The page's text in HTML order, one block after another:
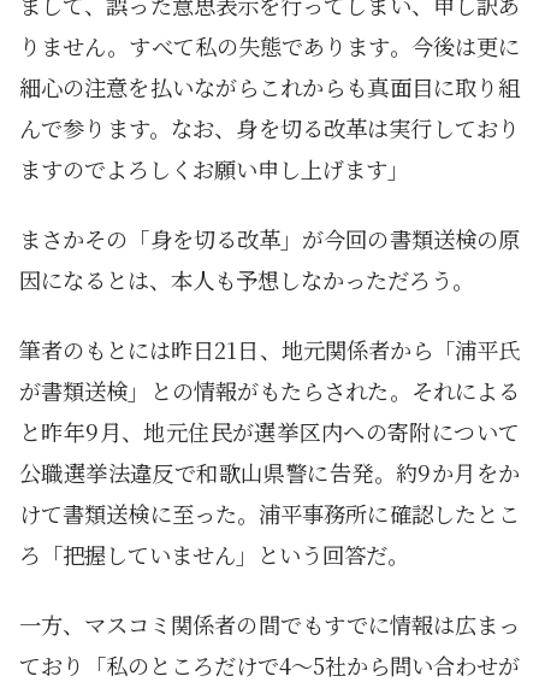
りません。すべて私の失態であります。今後は更に
細心の注意を払いながらこれからも真面目に取り組
んで参ります。なお、身を切る改革は実行しており
ますのでよろしくお願い申し上げます」
まさかその「身を切る改革」が今回の書類送検の原
因になるとは、本人も予想しなかっただろう。
筆者のもとには昨日21日、地元関係者から「浦平氏
が書類送検」との情報がもたらされた。それによる
と昨年9月、地元住民が選挙区内への寄附について
公職選挙法違反で和歌山県警に告発。約9か月をか
けて書類送検に至った。浦平事務所に確認したとこ
ろ「把握していません」という回答だ。
一方、マスコミ関係者の間でもすでに情報は広まっ
ており「私のところだけで4～5社から問い合わせが